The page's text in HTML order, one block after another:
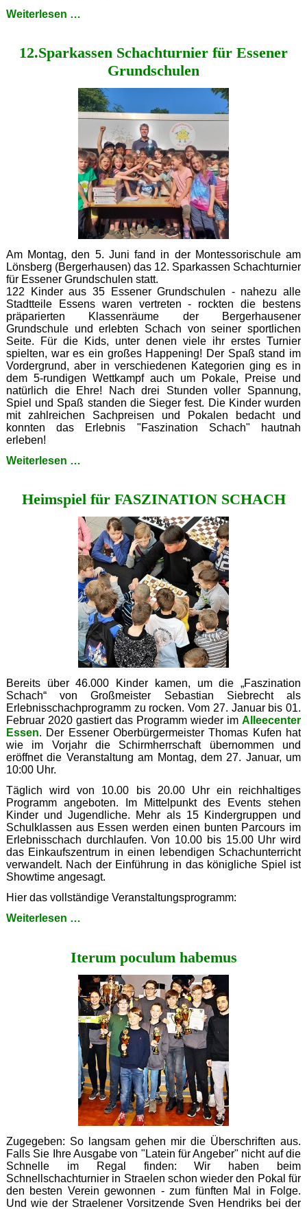
Weiterlesen …
für
Grundschulen
12.Sparkassen Schachturnier für Essener
Grundschulen
Am Montag, den 5. Juni fand in der Montessorischule am
Lönsberg (Bergerhausen) das 12. Sparkassen Schachturnier
für Essener Grundschulen statt.
122 Kinder aus 35 Essener Grundschulen - nahezu alle
Stadtteile Essens waren vertreten - rockten die bestens
präparierten Klassenräume der Bergerhausener
Grundschule und erlebten Schach von seiner sportlichen
Seite. Für die Kids, unter denen viele ihr erstes Turnier
spielten, war es ein großes Happening! Der Spaß stand im
Vordergrund, aber in verschiedenen Kategorien ging es in
dem 5-rundigen Wettkampf auch um Pokale, Preise und
natürlich die Ehre! Nach drei Stunden voller Spannung,
Spiel und Spaß standen die Sieger fest. Die Kinder wurden
mit zahlreichen Sachpreisen und Pokalen bedacht und
konnten das Erlebnis "Faszination Schach" hautnah
erleben!
Weiterlesen …
Essener
Heimspiel für FASZINATION SCHACH
Bereits über 46.000 Kinder kamen, um die „Faszination
Schach“ von Großmeister Sebastian Siebrecht als
Erlebnisschachprogramm zu rocken. Vom 27. Januar bis 01.
Februar 2020 gastiert das Programm wieder imAlleecenter
Essen. Der Essener Oberbürgermeister Thomas Kufen hat
wie im Vorjahr die Schirmherrschaft übernommen und
eröffnet die Veranstaltung am Montag, dem 27. Januar, um
10:00 Uhr.
Täglich wird von 10.00 bis 20.00 Uhr ein reichhaltiges
Programm angeboten. Im Mittelpunkt des Events stehen
Kinder und Jugendliche. Mehr als 15 Kindergruppen und
Schulklassen aus Essen werden einen bunten Parcours im
Erlebnisschach durchlaufen. Von 10.00 bis 15.00 Uhr wird
das Einkaufszentrum in einen lebendigen Schachunterricht
verwandelt. Nach der Einführung in das königliche Spiel ist
Showtime angesagt.
Hier das vollständige Veranstaltungsprogramm:
Weiterlesen …
SCHACH
Iterum poculum habemus
Zugegeben: So langsam gehen mir die Überschriften aus.
Falls Sie Ihre Ausgabe von "Latein für Angeber" nicht auf die
Schnelle im Regal finden: Wir haben beim
Schnellschachturnier in Straelen schon wieder den Pokal für
den besten Verein gewonnen - zum fünften Mal in Folge.
Und wie der Straelener Vorsitzende Sven Hendriks bei der